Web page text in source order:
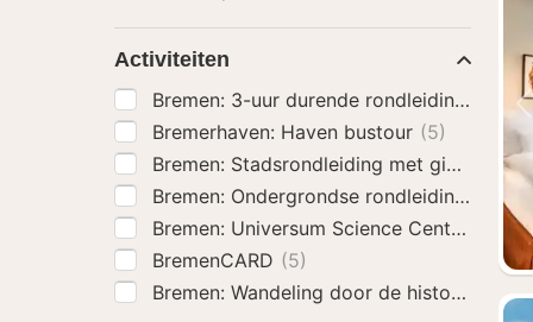
Activiteiten
Bremen: 3-uur durende rondleiding door
Bremerhaven: Haven bustour (5)
Bremen: Stadsrondleiding met gids door
Bremen: Ondergrondse rondleiding
Bremen: Universum Science Center
BremenCARD (5)